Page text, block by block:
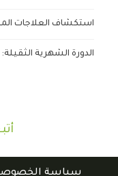
استكشاف العلاجات
الدورة الشهرية
سياسة